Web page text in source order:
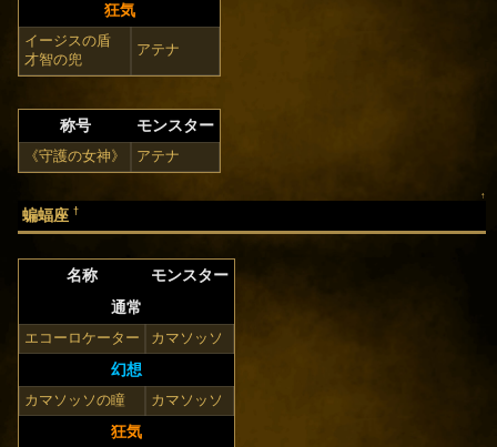
狂気
イージスの盾
才智の兜
アテナ
称号 モンスター
《守護の女神》 アテナ
↑
蝙蝠座 †
名称
モンスター
通常
エコーロケーター カマソッソ
幻想
カマソッソの瞳 カマソッソ
狂気